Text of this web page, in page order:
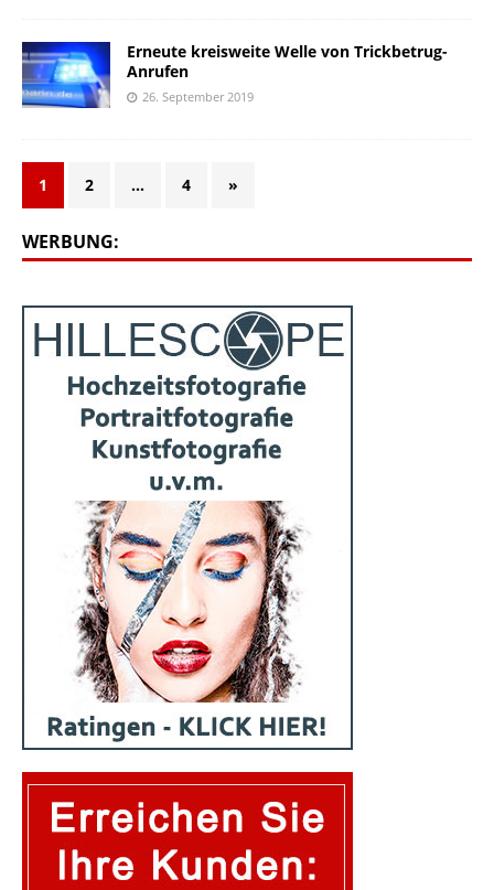
Erneute kreisweite Welle von Trickbetrug-
Anrufen
26. September 2019
1 2 … 4 »
WERBUNG: